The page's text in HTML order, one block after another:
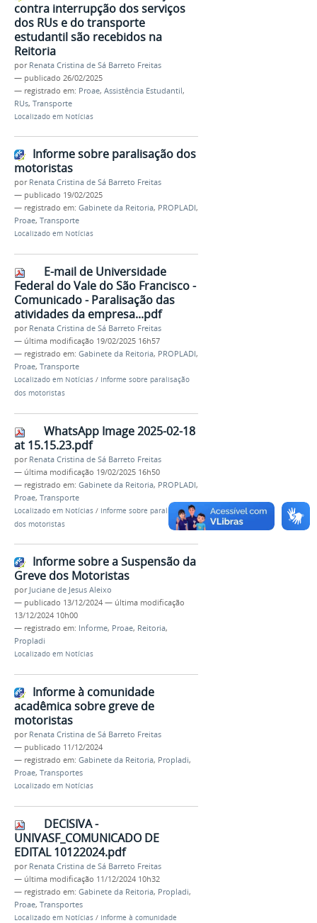
contra interrupção dos serviços
dos RUs e do transporte
estudantil são recebidos na
Reitoria
por Renata Cristina de Sá Barreto Freitas
— publicado 26/02/2025
— registrado em: Proae, Assistência Estudantil,
RUs, Transporte
Localizado em Notícias
Informe sobre paralisação dos
motoristas
por Renata Cristina de Sá Barreto Freitas
— publicado 19/02/2025
— registrado em: Gabinete da Reitoria, PROPLADI,
Proae, Transporte
Localizado em Notícias
E-mail de Universidade
Federal do Vale do São Francisco -
Comunicado - Paralisação das
atividades da empresa...pdf
por Renata Cristina de Sá Barreto Freitas
— última modificação 19/02/2025 16h57
— registrado em: Gabinete da Reitoria, PROPLADI,
Proae, Transporte
Localizado em Notícias / Informe sobre paralisação
dos motoristas
WhatsApp Image 2025-02-18
at 15.15.23.pdf
por Renata Cristina de Sá Barreto Freitas
— última modificação 19/02/2025 16h50
— registrado em: Gabinete da Reitoria, PROPLADI,
Proae, Transporte
Localizado em Notícias / Informe sobre paralisação
dos motoristas
Informe sobre a Suspensão da
Greve dos Motoristas
por Juciane de Jesus Aleixo
— publicado 13/12/2024 — última modificação
13/12/2024 10h00
— registrado em: Informe, Proae, Reitoria,
Propladi
Localizado em Notícias
Informe à comunidade
acadêmica sobre greve de
motoristas
por Renata Cristina de Sá Barreto Freitas
— publicado 11/12/2024
— registrado em: Gabinete da Reitoria, Propladi,
Proae, Transportes
Localizado em Notícias
DECISIVA -
UNIVASF_COMUNICADO DE
EDITAL 10122024.pdf
por Renata Cristina de Sá Barreto Freitas
— última modificação 11/12/2024 10h32
— registrado em: Gabinete da Reitoria, Propladi,
Proae, Transportes
Localizado em Notícias / Informe à comunidade